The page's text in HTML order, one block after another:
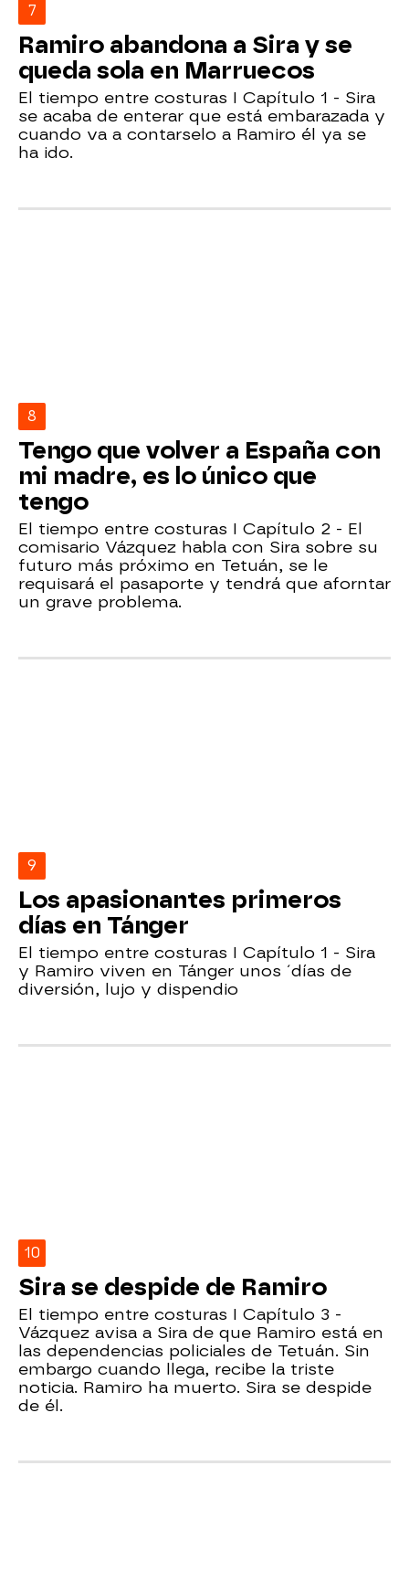
7
Ramiro abandona a Sira y se
queda sola en Marruecos
El tiempo entre costuras I Capítulo 1 - Sira
se acaba de enterar que está embarazada y
cuando va a contarselo a Ramiro él ya se
ha ido.
8
Tengo que volver a España con
mi madre, es lo único que
tengo
El tiempo entre costuras I Capítulo 2 - El
comisario Vázquez habla con Sira sobre su
futuro más próximo en Tetuán, se le
requisará el pasaporte y tendrá que aforntar
un grave problema.
9
Los apasionantes primeros
días en Tánger
El tiempo entre costuras I Capítulo 1 - Sira
y Ramiro viven en Tánger unos ´días de
diversión, lujo y dispendio
10
Sira se despide de Ramiro
El tiempo entre costuras I Capítulo 3 -
Vázquez avisa a Sira de que Ramiro está en
las dependencias policiales de Tetuán. Sin
embargo cuando llega, recibe la triste
noticia. Ramiro ha muerto. Sira se despide
de él.